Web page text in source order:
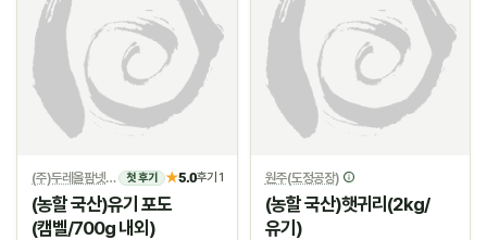
(주)두레올팜넷 첫 후기 ★5.0후기 1
(농할 국산)유기 포도
(캠벨/700g 내외)
원주(도정공장)
(농할 국산)햇귀리(2kg/
유기)